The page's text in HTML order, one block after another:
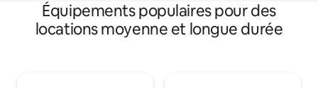
Équipements populaires pour des
locations moyenne et longue durée